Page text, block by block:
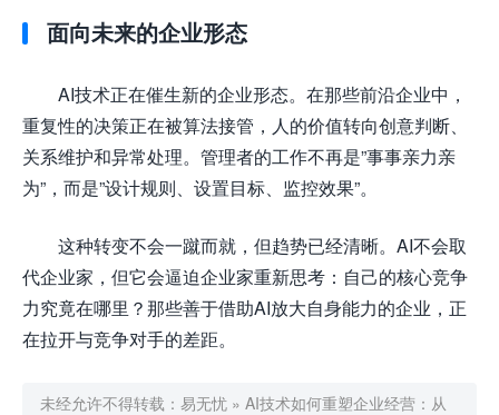
面向未来的企业形态
AI技术正在催生新的企业形态。在那些前沿企业中，
重复性的决策正在被算法接管，人的价值转向创意判断、
关系维护和异常处理。管理者的工作不再是”事事亲力亲
为”，而是”设计规则、设置目标、监控效果”。
这种转变不会一蹴而就，但趋势已经清晰。AI不会取
代企业家，但它会逼迫企业家重新思考：自己的核心竞争
力究竟在哪里？那些善于借助AI放大自身能力的企业，正
在拉开与竞争对手的差距。
未经允许不得转载： 易无忧 » AI技术如何重塑企业经营：从